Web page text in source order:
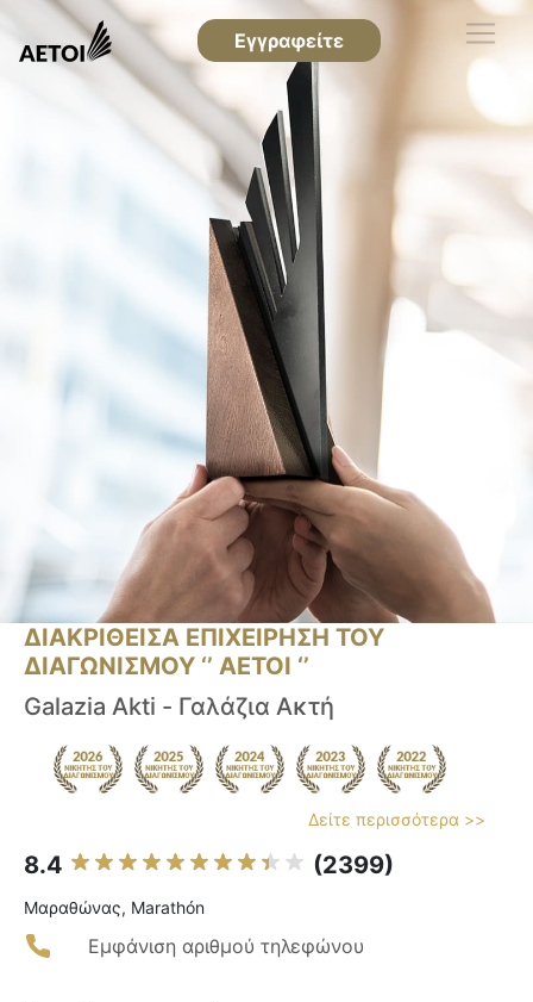
Εγγραφείτε
ΔΙΑΚΡΙΘΕΙΣΑ ΕΠΙΧΕΙΡΗΣΗ ΤΟΥ
ΔΙΑΓΩΝΙΣΜΟΥ ‘’ ΑΕΤΟΙ ‘’
Galazia Akti - Γαλάζια Ακτή
Δείτε περισσότερα >>
8.4 (2399)
Μαραθώνας, Marathón
Εμφάνιση αριθμού τηλεφώνου